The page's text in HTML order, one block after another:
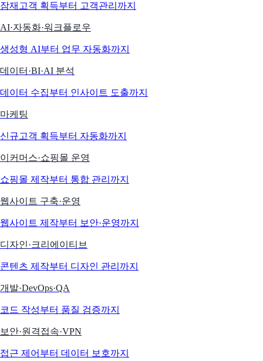
잠재고객 획득부터 고객관리까지
AI·자동화·워크플로우
생성형 AI부터 업무 자동화까지
데이터·BI·AI 분석
데이터 수집부터 인사이트 도출까지
마케팅
신규고객 획득부터 자동화까지
이커머스·쇼핑몰 운영
쇼핑몰 제작부터 통합 관리까지
웹사이트 구축·운영
웹사이트 제작부터 보안·운영까지
디자인·크리에이티브
콘텐츠 제작부터 디자인 관리까지
개발·DevOps·QA
코드 작성부터 품질 검증까지
보안·원격접속·VPN
접근 제어부터 데이터 보호까지